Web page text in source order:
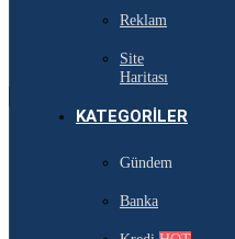
Reklam
Site
Haritası
KATEGORILER
Gündem
Banka